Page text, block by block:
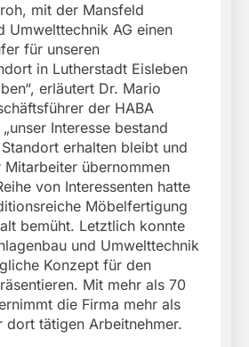
mit der Mansfeld
Umwelttechnik AG einen
für unseren
in Lutherstadt Eisleben
erläutert Dr. Mario
der HABA
„unser Interesse bestand
erhalten bleibt und
übernommen
von Interessenten hatte
Möbelfertigung
bemüht. Letztlich konnte
und Umwelttechnik
Konzept für den
Mit mehr als 70
die Firma mehr als
dort tätigen Arbeitnehmer.